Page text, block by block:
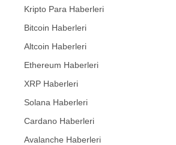
Kripto Para Haberleri
Bitcoin Haberleri
Altcoin Haberleri
Ethereum Haberleri
XRP Haberleri
Solana Haberleri
Cardano Haberleri
Avalanche Haberleri